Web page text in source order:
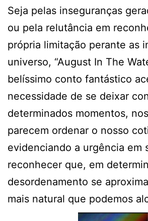
Seja pelas inseguranças
ou pela relutância em
própria limitação perante as
universo, “August In The
belíssimo conto fantástico
necessidade de se deixar
determinados momentos,
parecem ordenar o nosso
evidenciando a urgência em
reconhecer que, em
desordenamento se
mais natural que podemos